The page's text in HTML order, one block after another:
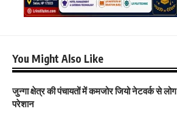
You Might Also Like
जुन्गा क्षेत्र की पंचायतों में कमजोर जियो नेटवर्क से लोग
परेशान